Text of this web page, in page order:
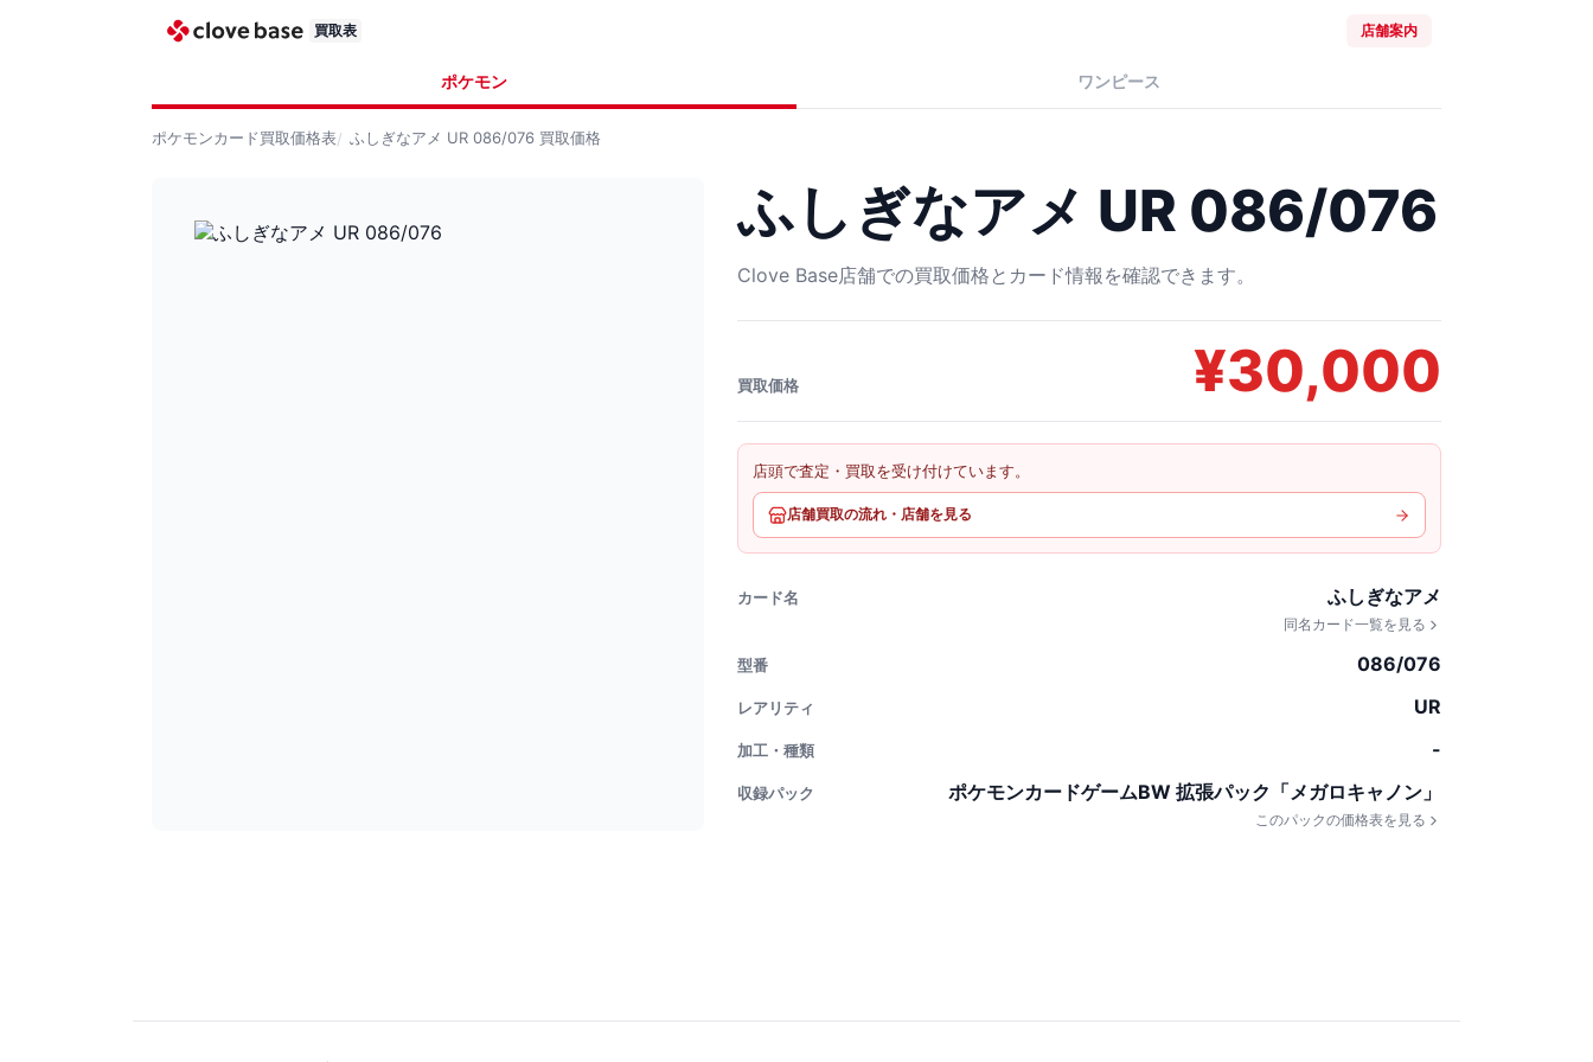
買取表 店舗案内
ポケモン ワンピース
ポケモンカード買取価格表 ふしぎなアメ UR 086/076 買取価格
ふしぎなアメ UR 086/076
Clove Base店舗での買取価格とカード情報を確認できます。
買取価格 ¥30,000
店頭で査定・買取を受け付けています。
店舗買取の流れ・店舗を見る
カード名 ふしぎなアメ
同名カード一覧を見る
型番 086/076
レアリティ UR
加工・種類 -
収録パック ポケモンカードゲームBW 拡張パック「メガロキャノン」
このパックの価格表を見る